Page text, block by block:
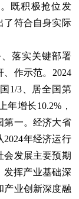
既积极抢位发
了符合自身实际
落实关键部署
、作示范。2024
1/3、居全国第
增长10.2%，
第一。经济大省
年经济运行
会发展主要预期
发挥产业基础深
产业创新深度融